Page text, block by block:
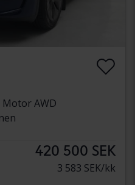
Motor AWD
420 500 SEK
3 583 SEK/kk